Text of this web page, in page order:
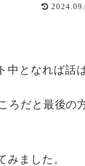
となれば話は
ろだと最後の
ました。